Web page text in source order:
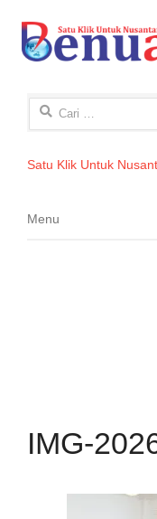
Cari
Satu Klik Untuk
Menu
Menu
IMG-